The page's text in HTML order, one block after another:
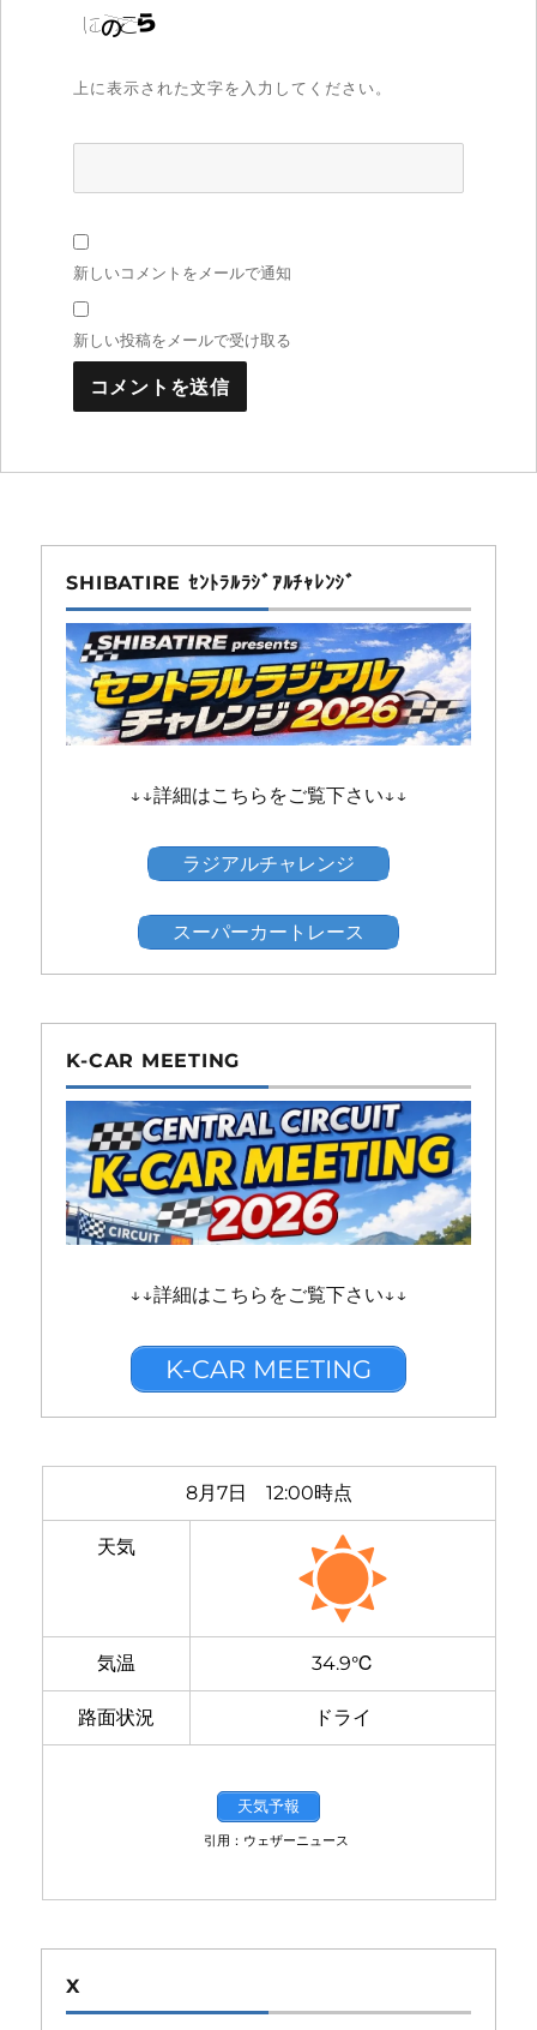
上に表示された文字を入力してください。
新しいコメントをメールで通知
新しい投稿をメールで受け取る
SHIBATIRE ｾﾝﾄﾗﾙﾗｼﾞｱﾙﾁｬﾚﾝｼﾞ
↓↓詳細はこちらをご覧下さい↓↓
ラジアルチャレンジ
スーパーカートレース
K-CAR MEETING
↓↓詳細はこちらをご覧下さい↓↓
K-CAR MEETING
8月7日 12:00時点
天気
気温 34.9℃
路面状況 ドライ
天気予報
引用：ウェザーニュース
X